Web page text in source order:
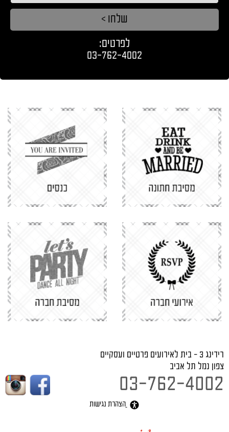
לפרטים:
03-762-4002
רידינג 3 - בית לאירועים פרטיים ועסקיים
צפון נמל תל אביב
03-762-4002
הצהרת נגישות